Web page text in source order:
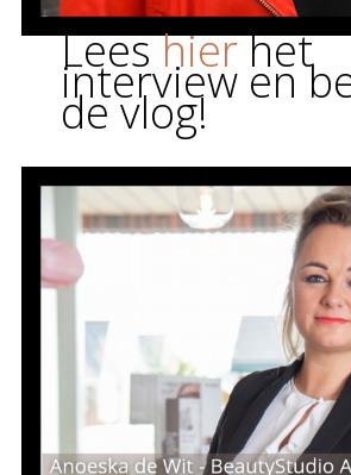
Leeshierhet
interview en
de vlog!